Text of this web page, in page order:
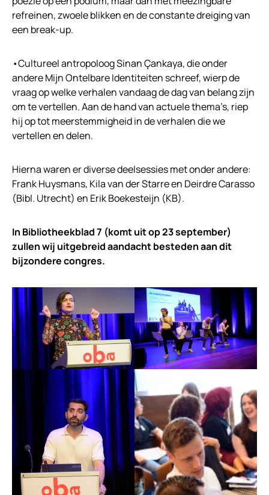
refreinen, zwoele blikken en de constante dreiging van
een break-up.
•Cultureel antropoloog Sinan Çankaya, die onder
andere Mijn Ontelbare Identiteiten schreef, wierp de
vraag op welke verhalen vandaag de dag van belang zijn
om te vertellen. Aan de hand van actuele thema’s, riep
hij op tot meerstemmigheid in de verhalen die we
vertellen en delen.
Hierna waren er diverse deelsessies met onder andere:
Frank Huysmans, Kila van der Starre en Deirdre Carasso
(Bibl. Utrecht) en Erik Boekesteijn (KB).
In Bibliotheekblad 7 (komt uit op 23 september)
zullen wij uitgebreid aandacht besteden aan dit
bijzondere congres.